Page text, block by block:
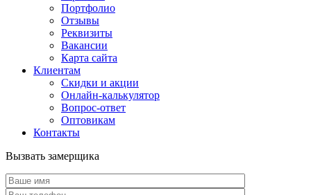
Портфолио
Отзывы
Реквизиты
Вакансии
Карта сайта
Клиентам
Скидки и акции
Онлайн-калькулятор
Вопрос-ответ
Оптовикам
Контакты
Вызвать замерщика